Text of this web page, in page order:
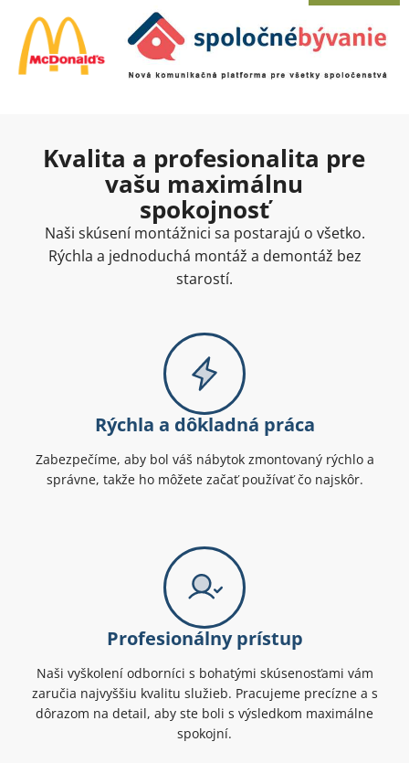
Kvalita a profesionalita pre
vašu maximálnu
spokojnosť
Naši skúsení montážnici sa postarajú o všetko.
Rýchla a jednoduchá montáž a demontáž bez
starostí.
Rýchla a dôkladná práca
Zabezpečíme, aby bol váš nábytok zmontovaný rýchlo a
správne, takže ho môžete začať používať čo najskôr.
Profesionálny prístup
Naši vyškolení odborníci s bohatými skúsenosťami vám
zaručia najvyššiu kvalitu služieb. Pracujeme precízne a s
dôrazom na detail, aby ste boli s výsledkom maximálne
spokojní.